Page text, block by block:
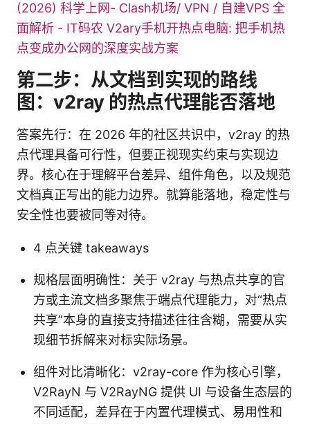
(2026) 科学上网- Clash机场/ VPN / 自建VPS 全
面解析 - IT码农 V2ary手机开热点电脑: 把手机热
点变成办公网的深度实战方案
第二步：从文档到实现的路线
图：v2ray 的热点代理能否落地
答案先行：在 2026 年的社区共识中，v2ray 的热
点代理具备可行性，但要正视现实约束与实现边
界。核心在于理解平台差异、组件角色，以及规范
文档真正写出的能力边界。就算能落地，稳定性与
安全性也要被同等对待。
4 点关键 takeaways
规格层面明确性：关于 v2ray 与热点共享的官
方或主流文档多聚焦于端点代理能力，对“热点
共享”本身的直接支持描述往往含糊，需要从实
现细节拆解来对标实际场景。
组件对比清晰化：v2ray-core 作为核心引擎，
V2RayN 与 V2RayNG 提供 UI 与设备生态层的
不同适配，差异在于内置代理模式、易用性和